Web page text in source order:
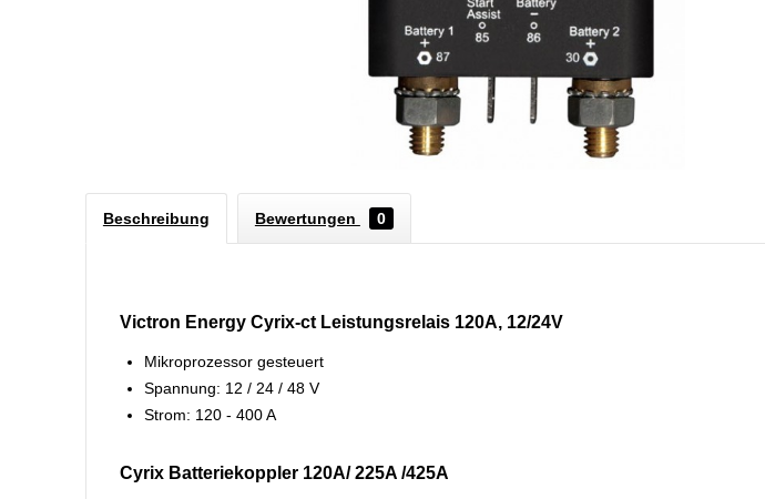
Beschreibung Bewertungen 0
Victron Energy Cyrix-ct Leistungsrelais 120A, 12/24V
Mikroprozessor gesteuert
Spannung: 12 / 24 / 48 V
Strom: 120 - 400 A
Cyrix Batteriekoppler 120A/ 225A /425A